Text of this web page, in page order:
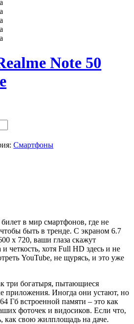
Note 50
Смартфоны
в мир смартфонов, где не
быть в тренде. С экраном 6.7
x 720, ваши глаза скажут
и четкость, хотя Full HD здесь и не
YouTube, не щурясь, и это уже
три богатыря, пытающиеся
приложения. Иногда они устают, но
Гб встроенной памяти – это как
фоточек и видосиков. Если что,
как свою жилплощадь на даче.